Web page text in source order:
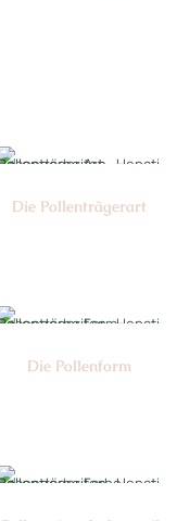
Die Pollen­trägerart
Die Pollen­form